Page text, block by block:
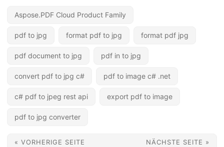
Aspose.PDF Cloud Product Family
pdf to jpg format pdf to jpg format pdf jpg
pdf document to jpg pdf in to jpg
convert pdf to jpg c# pdf to image c# .net
c# pdf to jpeg rest api export pdf to image
pdf to jpg converter
« VORHERIGE SEITE NÄCHSTE SEITE »